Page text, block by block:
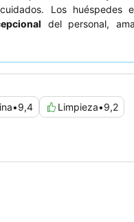
Los huéspedes
del personal,
estancia más
•9,4 Limpieza•9,2